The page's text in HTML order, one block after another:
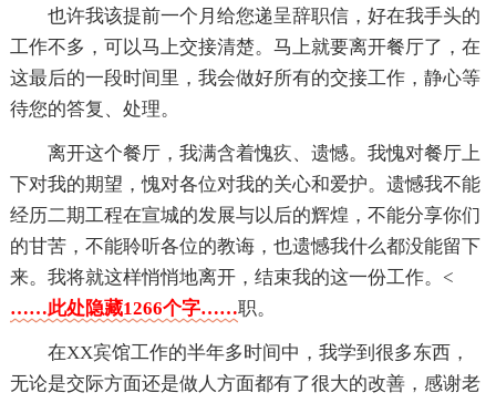
也许我该提前一个月给您递呈辞职信，好在我手头的
工作不多，可以马上交接清楚。马上就要离开餐厅了，在
这最后的一段时间里，我会做好所有的交接工作，静心等
待您的答复、处理。
离开这个餐厅，我满含着愧疚、遗憾。我愧对餐厅上
下对我的期望，愧对各位对我的关心和爱护。遗憾我不能
经历二期工程在宣城的发展与以后的辉煌，不能分享你们
的甘苦，不能聆听各位的教诲，也遗憾我什么都没能留下
来。我将就这样悄悄地离开，结束我的这一份工作。<
……此处隐藏1266个字……职。
在XX宾馆工作的半年多时间中，我学到很多东西，
无论是交际方面还是做人方面都有了很大的改善，感谢老